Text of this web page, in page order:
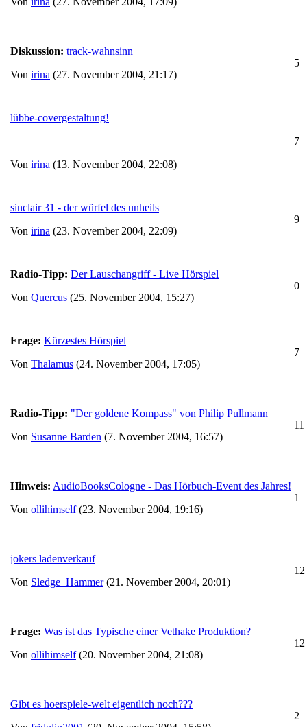
Diskussion: track-wahnsinn
Von irina (27. November 2004, 21:17)
5
lübbe-covergestaltung!
Von irina (13. November 2004, 22:08)
7
sinclair 31 - der würfel des unheils
Von irina (23. November 2004, 22:09)
9
Radio-Tipp: Der Lauschangriff - Live Hörspiel
Von Quercus (25. November 2004, 15:27)
0
Frage: Kürzestes Hörspiel
Von Thalamus (24. November 2004, 17:05)
7
Radio-Tipp: "Der goldene Kompass" von Philip Pullmann
Von Susanne Barden (7. November 2004, 16:57)
11
Hinweis: AudioBooksCologne - Das Hörbuch-Event des Jahres!
Von ollihimself(23. November 2004, 19:16)
1
jokers ladenverkauf
Von Sledge_Hammer(21. November 2004, 20:01)
12
Frage: Was ist das Typische einer Vethake Produktion?
Von ollihimself(20. November 2004, 21:08)
12
Gibt es hoerspiele-welt eigentlich noch???
2